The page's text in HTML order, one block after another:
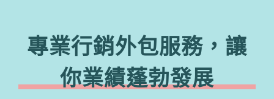
專業行銷外包服務，讓
你業績蓬勃發展